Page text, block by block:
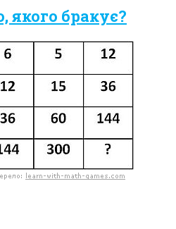
якого бракує?